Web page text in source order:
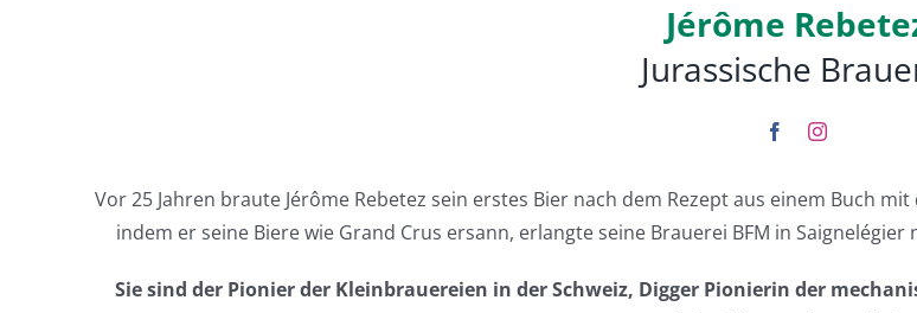
Jérôme
Jurassische
Vor 25 Jahren braute Jérôme Rebetez sein erstes Bier nach dem Rezept aus einem Buch mit
indem er seine Biere wie Grand Crus ersann, erlangte seine Brauerei BFM in
Sie sind der Pionier der Kleinbrauereien in der Schweiz, Digger Pionierin der